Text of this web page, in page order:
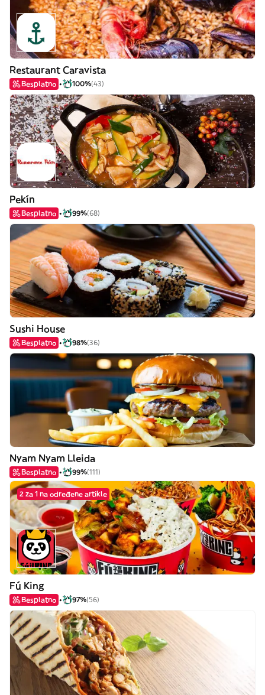
Restaurant Caravista
Besplatno 100%(43)
Pekín
Besplatno 99%(68)
Sushi House
Besplatno 98%(36)
Nyam Nyam Lleida
Besplatno 99%(111)
2 za 1 na određene artikle
Fú King
Besplatno 97%(56)